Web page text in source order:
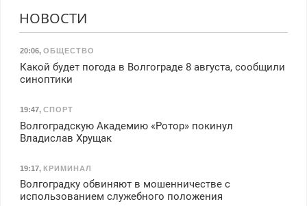
НОВОСТИ
20:06, ОБЩЕСТВО
Какой будет погода в Волгограде 8 августа, сообщили
синоптики
19:47, СПОРТ
Волгоградскую Академию «Ротор» покинул
Владислав Хрущак
19:17, КРИМИНАЛ
Волгоградку обвиняют в мошенничестве с
использованием служебного положения